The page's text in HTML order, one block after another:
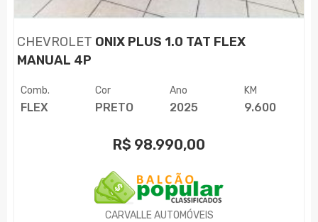
CHEVROLET ONIX PLUS 1.0 TAT FLEX
MANUAL 4P
Comb.
FLEX
Cor
PRETO
Ano
2025
KM
9.600
R$ 98.990,00
CARVALLE AUTOMÓVEIS